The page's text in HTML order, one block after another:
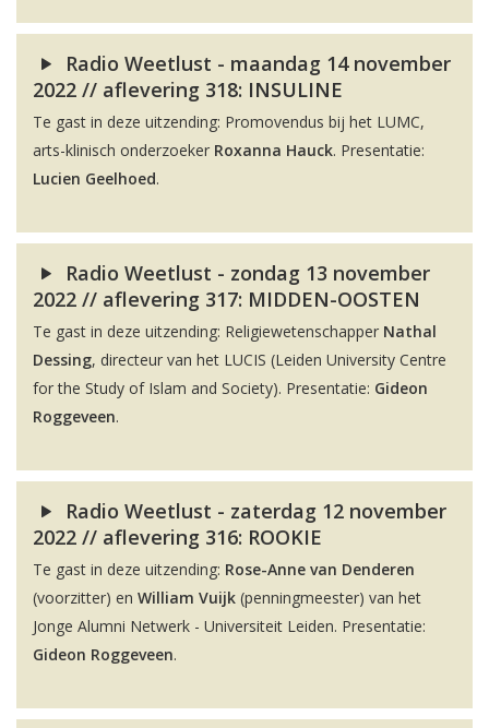
Radio Weetlust - maandag 14 november
2022 // aflevering 318: INSULINE
Te gast in deze uitzending: Promovendus bij het LUMC,
arts-klinisch onderzoeker Roxanna Hauck. Presentatie:
Lucien Geelhoed.
Radio Weetlust - zondag 13 november
2022 // aflevering 317: MIDDEN-OOSTEN
Te gast in deze uitzending: Religiewetenschapper Nathal
Dessing, directeur van het LUCIS (Leiden University Centre
for the Study of Islam and Society). Presentatie: Gideon
Roggeveen.
Radio Weetlust - zaterdag 12 november
2022 // aflevering 316: ROOKIE
Te gast in deze uitzending: Rose-Anne van Denderen
(voorzitter) en William Vuijk (penningmeester) van het
Jonge Alumni Netwerk - Universiteit Leiden. Presentatie:
Gideon Roggeveen.